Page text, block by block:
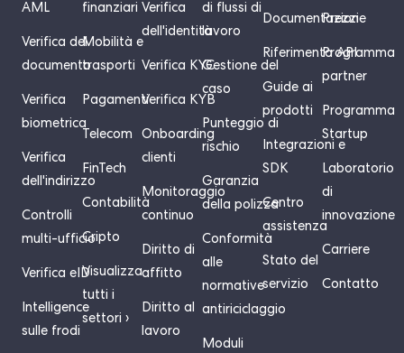
AML
Verifica del
documento
Verifica
biometrica
Verifica
dell'indirizzo
Controlli
multi-ufficio
Verifica eID
Intelligence
sulle frodi
finanziari
Mobilità e
trasporti
Pagamenti
Telecom
FinTech
Contabilità
Cripto
Visualizza
tutti i
settori ›
Verifica
dell'identità
Verifica KYC
Verifica KYB
Onboarding
clienti
Monitoraggio
continuo
Diritto di
affitto
Diritto al
lavoro
di flussi di
lavoro
Gestione del
caso
Punteggio di
rischio
Garanzia
della polizza
Conformità
alle
normative
antiriciclaggio
Moduli
Documentazione
Riferimento API
Guide ai
prodotti
Integrazioni e
SDK
Centro
assistenza
Stato del
servizio
Prezzi
Programma
partner
Programma
Startup
Laboratorio
di
innovazione
Carriere
Contatto